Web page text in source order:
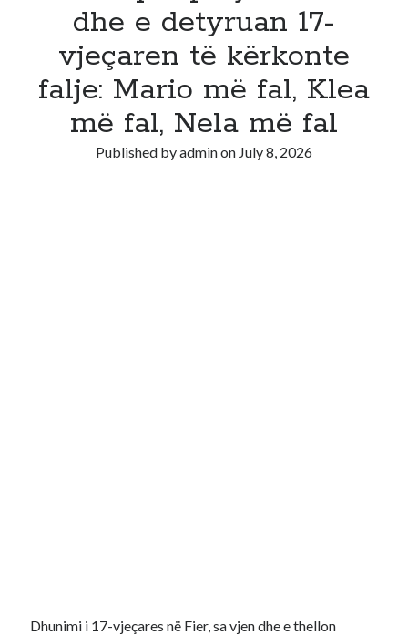
Recent Comments
No comments to show.
dhe e detyruan 17-
vjeçaren të kërkonte
falje: Mario më fal, Klea
më fal, Nela më fal
Published byadminon July 8, 2026
Dhunimi i 17-vjeçares në Fier, sa vjen dhe e thellon